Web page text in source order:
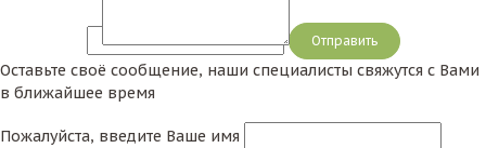
Сообщение
Оставьте своё сообщение, наши специалисты свяжутся с Вами
в ближайшее время
Пожалуйста, введите Ваше имя